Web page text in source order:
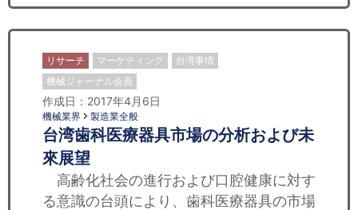
リサーチ マーケティング
台湾事情
機械ジャーナル会員
作成日：2017年4月6日
機械業界 製造業全般
台湾歯科医療器具市場の分析および未
來展望
高齢化社会の進行および口腔健康に対す
る意識の台頭により、歯科医療器具の市場